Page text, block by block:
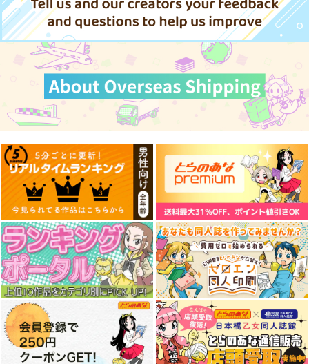
カート カート カート
えふじいおう和風肖像
画集参
800個入りタコ焼き
専売 787円（税込）
Fate/Grand Order
葛飾北斎
サンプル
カート
火よ！星の光の瞬きよ
Owen
5,500円（税込）
Fate/Grand Order
巌窟王 エドモン・ダンテス
巌窟王 モンテ・クリスト
藤丸立香サンプル
カート
FGO/FAKE DUME
TOKIMOOON
495円（税込）
Fate/Grand Order オー
ルキャラ
サンプル
カート
東方スライドキーホル
ダー フランドール
AbsoluteZero
円（税込）
東方Project
フランドール・スカーレット
サンプル
カート
東方クリアファイル
紅美鈴８
東方Project 紅美鈴
サンプル
カート
東方スライドキーホル
ダー 十六夜咲夜
990円 （税込）
十六夜咲夜
サンプル
作品詳細
東方スライドキーホル
ダー 比那名居天子
990 （税込）
比那名居天子
サンプル
作品詳細
東方スライドキーホル
ダー 博麗霊夢
990円 （税込）
博麗霊夢
サンプル
作品詳細